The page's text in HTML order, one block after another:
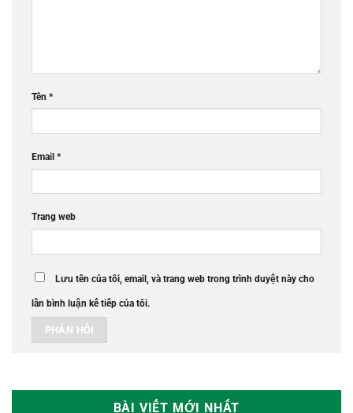
BÀI VIẾT MỚI NHẤT
Tên *
Email *
Trang web
Lưu tên của tôi, email, và trang web trong trình duyệt này cho
lần bình luận kế tiếp của tôi.